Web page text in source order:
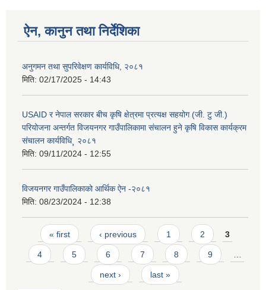
ऐन, कानुन तथा निर्देशिका
अनुगमन तथा सुपरिवेक्षण कार्यविधि, २०८१
मिति: 02/17/2025 - 14:43
USAID र नेपाल सरकार बीच कृषि क्षेत्रमा प्रत्यक्ष सहयोग (जी. टु जी.)
परियोजना अन्तर्गत विजयनगर गाउँपालिकामा संचालन हुने कृषि विकास कार्यक्रम
संचालन कार्यविधि¸ २०८१
मिति: 09/11/2024 - 12:55
विजयनगर गाउँपालिकाको आर्थिक ऐन -२०८१
मिति: 08/23/2024 - 12:38
Pages
« first ‹ previous 1 2 3
4 5 6 7 8 9
next › last »